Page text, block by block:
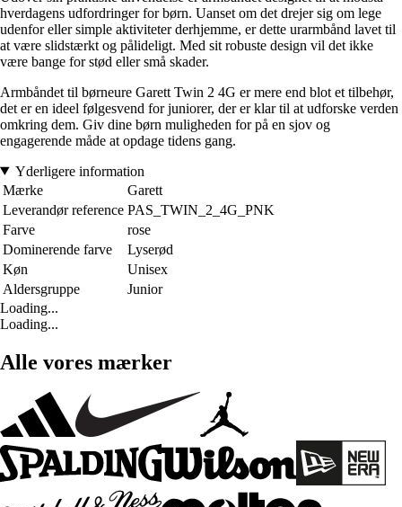
hverdagens udfordringer for børn. Uanset om det drejer sig om lege
udenfor eller simple aktiviteter derhjemme, er dette urarmbånd lavet til
at være slidstærkt og pålideligt. Med sit robuste design vil det ikke
være bange for stød eller små skader.
Armbåndet til børneure Garett Twin 2 4G er mere end blot et tilbehør,
det er en ideel følgesvend for juniorer, der er klar til at udforske verden
omkring dem. Giv dine børn muligheden for på en sjov og
engagerende måde at opdage tidens gang.
Yderligere information
Mærke
Garett
Leverandør reference PAS_TWIN_2_4G_PNK
Farve
rose
Dominerende farve
Lyserød
Køn
Unisex
Aldersgruppe
Junior
Loading...
Loading...
Alle vores mærker